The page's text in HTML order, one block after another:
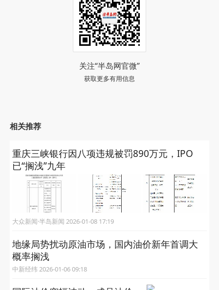
关注“半岛网官微”
获取更多有用信息
相关推荐
重庆三峡银行因八项违规被罚890万元，IPO
已“搁浅”九年
大众新闻·半岛新闻 2026-01-08 17:19
地缘局势扰动原油市场，国内油价新年首调大
概率搁浅
中新经纬 2026-01-06 09:18